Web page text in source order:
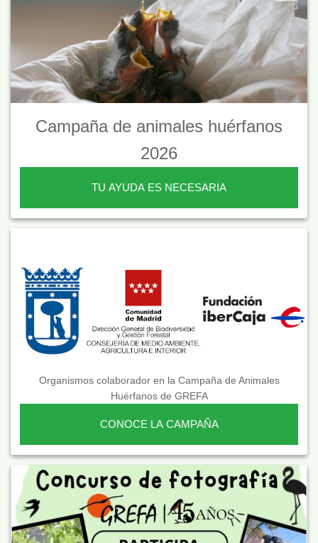
Campaña de animales huérfanos
2026
TU AYUDA ES NECESARIA
Organismos colaborador en la Campaña de Animales
Huérfanos de GREFA
CONOCE LA CAMPAÑA